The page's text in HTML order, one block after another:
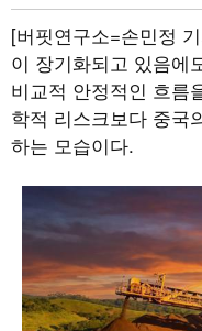
[버핏연구소=손민정
이 장기화되고 있음에
비교적 안정적인 흐름
학적 리스크보다 중국
하는 모습이다.